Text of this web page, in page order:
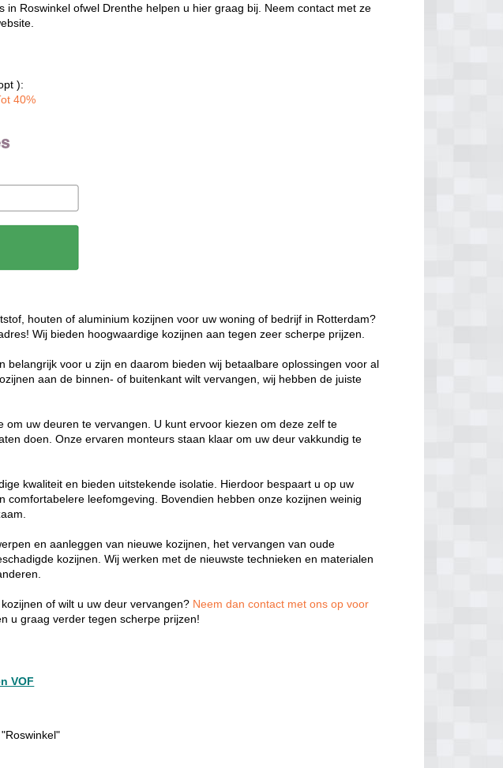
in Roswinkel ofwel Drenthe helpen u hier graag bij. Neem contact met ze
):
40%‎
houten of aluminium kozijnen voor uw woning of bedrijf in Rotterdam?
Wij bieden hoogwaardige kozijnen aan tegen zeer scherpe prijzen.
belangrijk voor u zijn en daarom bieden wij betaalbare oplossingen voor al
aan de binnen- of buitenkant wilt vervangen, wij hebben de juiste
om uw deuren te vervangen. U kunt ervoor kiezen om deze zelf te
doen. Onze ervaren monteurs staan klaar om uw deur vakkundig te
kwaliteit en bieden uitstekende isolatie. Hierdoor bespaart u op uw
comfortabelere leefomgeving. Bovendien hebben onze kozijnen weinig
en aanleggen van nieuwe kozijnen, het vervangen van oude
kozijnen. Wij werken met de nieuwste technieken en materialen
of wilt u uw deur vervangen? Neem dan contact met ons op voor
u graag verder tegen scherpe prijzen!
VOF